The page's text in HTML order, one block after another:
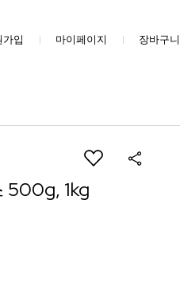
가입 마이페이지 장바구니
500g, 1kg